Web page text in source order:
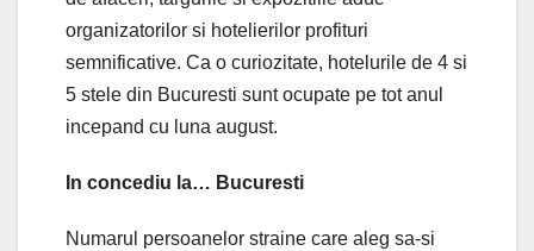
organizatorilor si hotelierilor profituri
semnificative. Ca o curiozitate, hotelurile de 4 si
5 stele din Bucuresti sunt ocupate pe tot anul
incepand cu luna august.
In concediu la… Bucuresti
Numarul persoanelor straine care aleg sa-si